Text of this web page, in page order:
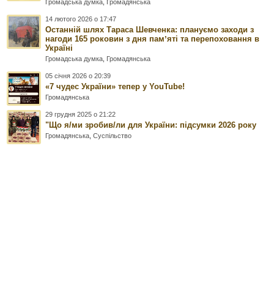
Громадська думка Громадянська
14 лютого 2026 о 17:47
Останній шлях Тараса Шевченка: плануємо заходи з
нагоди 165 роковин з дня памʼяті та перепоховання в
Україні
Громадська думка Громадянська
05 січня 2026 о 20:39
«7 чудес України» тепер у YouTube!
Громадянська
29 грудня 2025 о 21:22
"Що я/ми зробив/ли для України: підсумки 2026 року
Громадянська ,Суспільство